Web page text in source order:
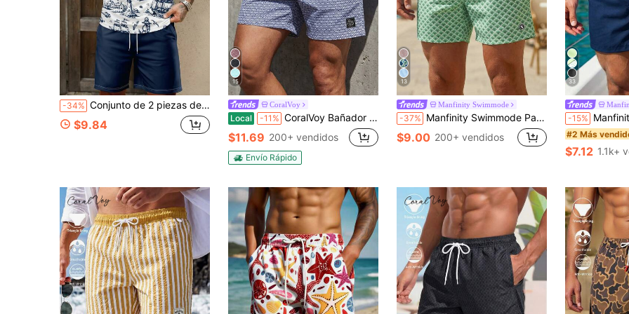
-34% Conjunto de 2 piezas de camiseta sin mangas con estampado náutico vintage & pantalones cortos con cordón para hombre para vacaciones en la playa
$9.84
15
CoralVoy
Local -11% CoralVoy Bañador de hombre con estampado geométrico integral, cintura con cordón, estilo hawaiano, para vacaciones
$11.69 200+ vendidos
Envío Rápido
13
Manfinity Swimmode
-37% Manfinity Swimmode Pantalones cortos de playa con cordón en la cintura y estampado todo sobre para hombres en verano
$9.00 200+ vendidos
33
-15% Manfinity Swimmode Shorts de
#2 Más
$7.12 1.1k+